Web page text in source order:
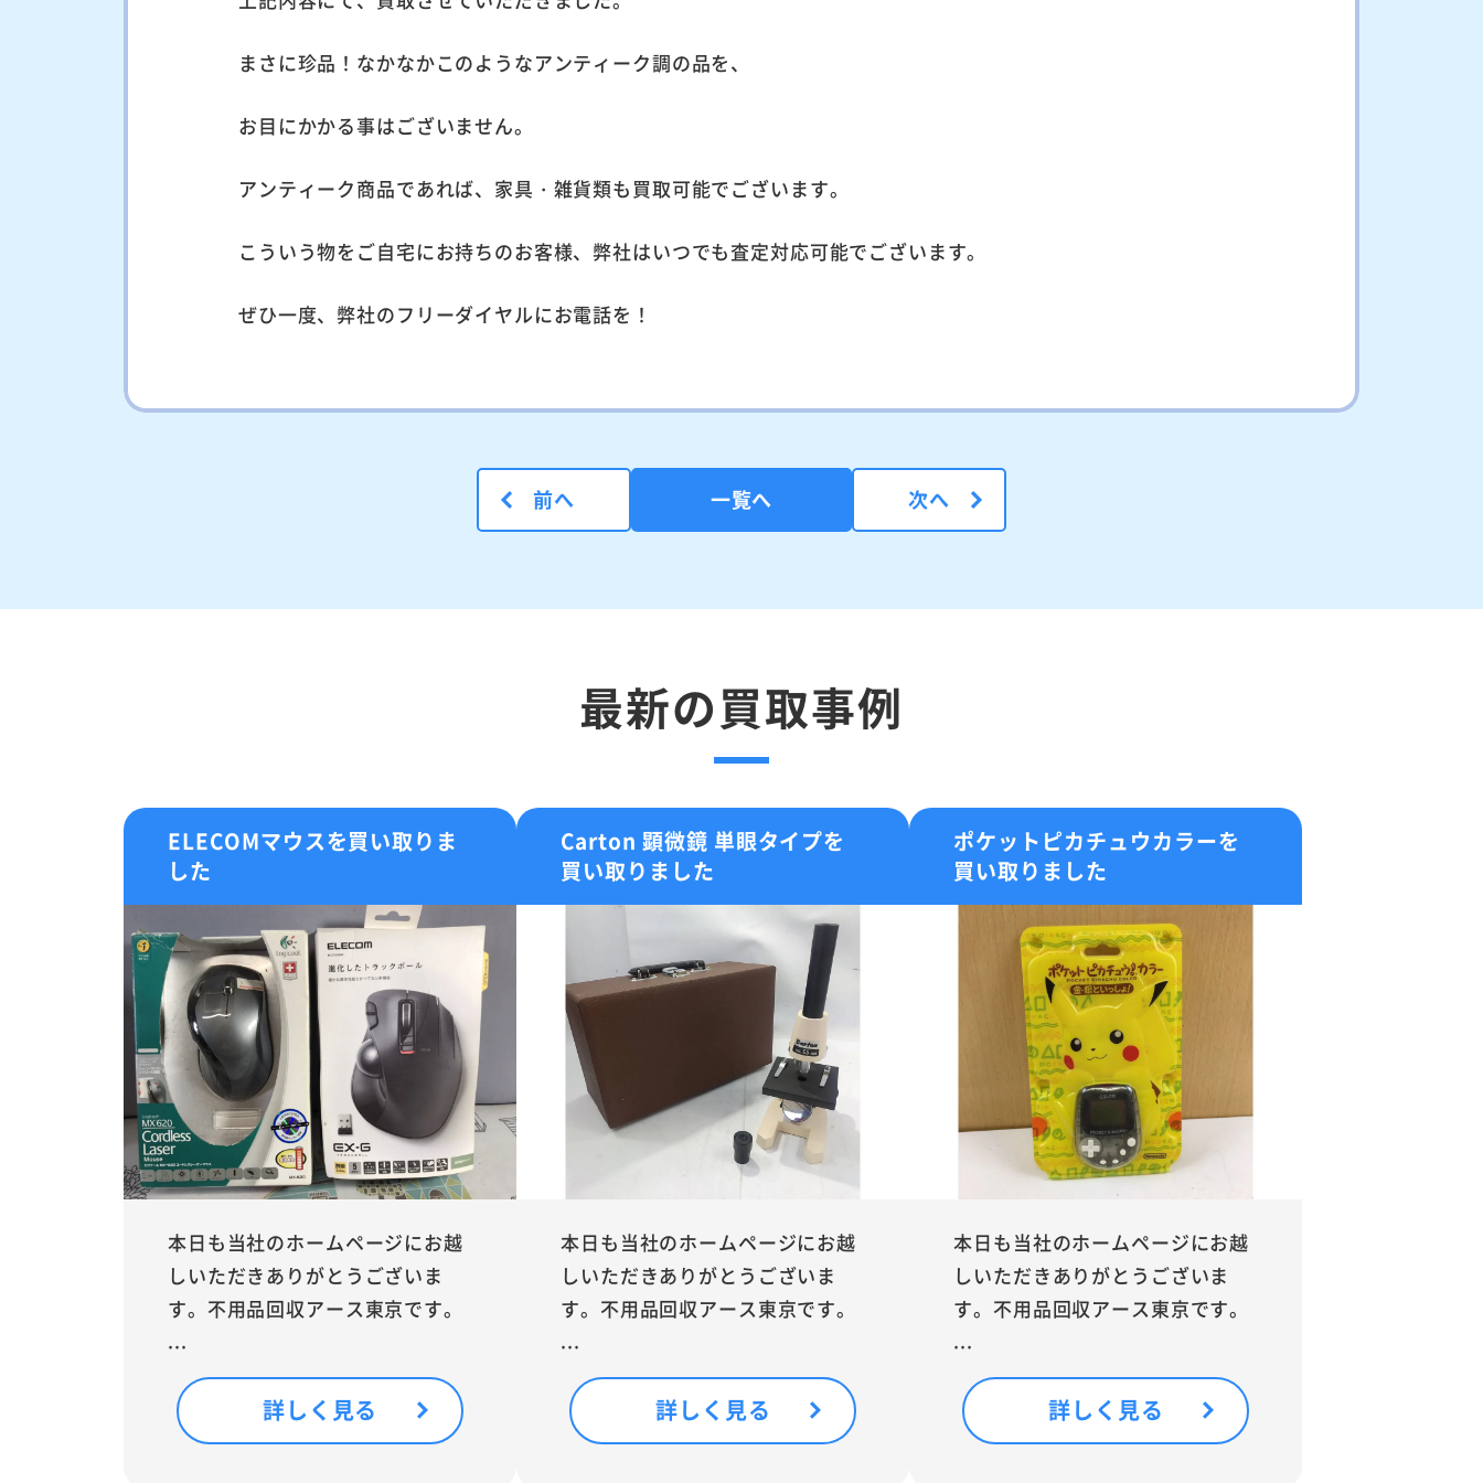
まさに珍品！なかなかこのようなアンティーク調の品を、
お目にかかる事はございません。
アンティーク商品であれば、家具・雑貨類も買取可能でございます。
こういう物をご自宅にお持ちのお客様、弊社はいつでも査定対応可能でございます。
ぜひ一度、弊社のフリーダイヤルにお電話を！
前へ 一覧へ 次へ
最新の買取事例
ELECOMマウスを買い取りま
した
本日も当社のホームページにお越
しいただきありがとうございま
す。不用品回収アース東京です。
...
詳しく見る
Carton 顕微鏡 単眼タイプを
買い取りました
本日も当社のホームページにお越
しいただきありがとうございま
す。不用品回収アース東京です。
...
詳しく見る
ポケットピカチュウカラーを
買い取りました
本日も当社のホームページにお越
しいただきありがとうございま
す。不用品回収アース東京です。
...
詳しく見る